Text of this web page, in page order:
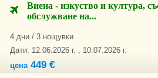
Виена - изкуство и култура,
обслужване на...
4 дни / 3 нощувки
Дати: 12.06.2026 г. , 10.07.2026 г.
цена449 €